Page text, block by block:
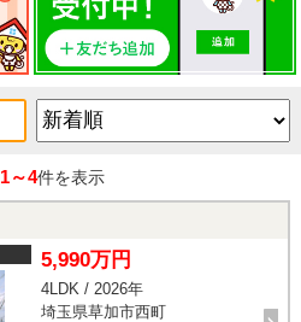
1～4件を表示
5,990万円
4LDK / 2026年
埼玉県草加市西町